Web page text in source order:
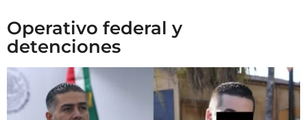
Operativo federal y
detenciones